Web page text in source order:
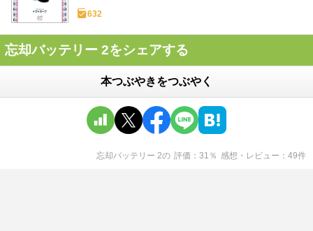
632
忘却バッテリー 2をシェアする
本つぶやきをつぶやく
忘却バッテリー 2の 評価 31 ％ 感想・レビュー 49件